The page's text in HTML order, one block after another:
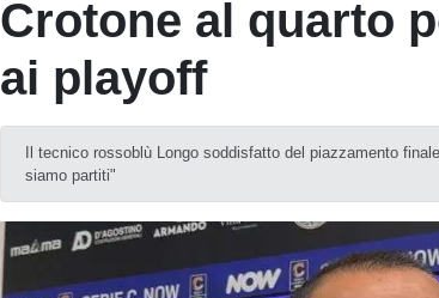
Crotone al quarto
ai playoff
Il tecnico rossoblù Longo soddisfatto del piazzamento
siamo partiti"